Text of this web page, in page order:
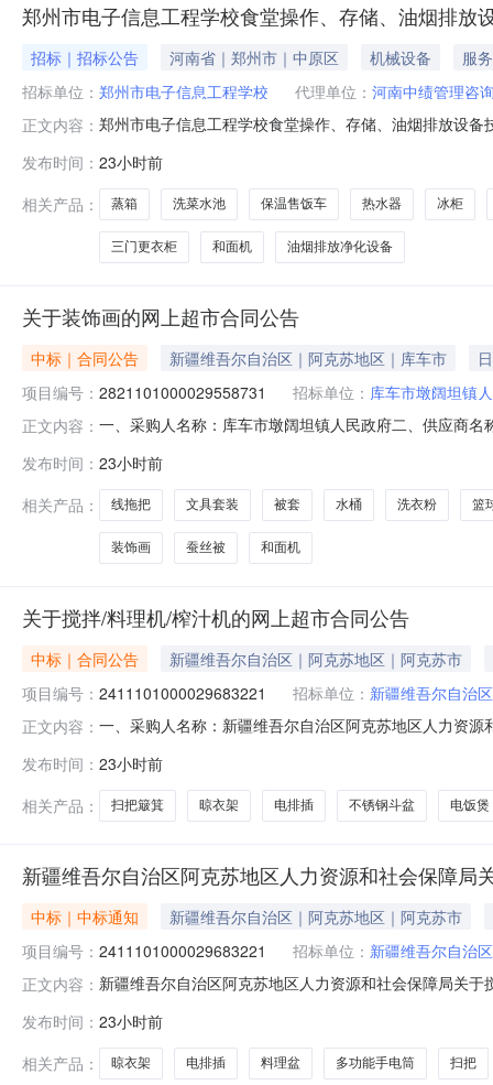
郑州市电子信息工程学校食堂操作、存储、油烟排放
招标｜招标公告 河南省｜郑州市｜中原区 机械设备
服务
招标单位： 郑州市电子信息工程学校 代理单位： 河南中绩管理咨
正文内容： 郑州市电子信息工程学校食堂操作、存储、油烟排放设
烟排放设备（二）项目预算：197.4万元（三）采购内容
三层货架；2.食堂餐具及消毒设备：餐具（
发布时间： 23小时前
相关产品：
蒸箱 洗菜水池 保温售饭车 热水器 冰柜
三门更衣柜 和面机 油烟排放净化设备
关于装饰画的网上超市合同公告
中标｜合同公告 新疆维吾尔自治区｜阿克苏地区｜库车市
项目编号： 2821101000029558731 招标单位： 库车市墩阔坦镇
正文内容： 一、采购人名称：库车市墩阔坦镇人民政府二、供应商
力6669文具套装/礼盒得力/deli6669套33.00103303洁丽
发布时间： 23小时前
相关产品：
线拖把 文具套装 被套 水桶 洗衣粉 篮
装饰画 蚕丝被 和面机
关于搅拌/料理机/榨汁机的网上超市合同公告
中标｜合同公告
新疆维吾尔自治区｜阿克苏地区｜阿克苏市
项目编号： 2411101000029683221 招标单位： 新疆维吾尔自治
正文内容： 一、采购人名称：新疆维吾尔自治区阿克苏地区人力资
L18-P750搅拌/料理机/榨汁机电动绞肉机九阳/
发布时间： 23小时前
相关产品：
扫把簸箕 晾衣架 电排插 不锈钢斗盆 电饭煲
新疆维吾尔自治区阿克苏地区人力资源和社会保障
中标｜中标通知
新疆维吾尔自治区｜阿克苏地区｜阿克苏市
项目编号： 2411101000029683221 招标单位： 新疆维吾尔自治
正文内容： 新疆维吾尔自治区阿克苏地区人力资源和社会保障局关
人社局项目联系电话:15276860057采购计划文号:采购
发布时间： 23小时前
相关产品：
晾衣架 电排插 料理盆 多功能手电筒 扫把